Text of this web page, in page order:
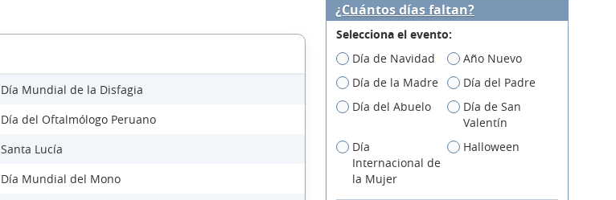
Día Mundial de la Disfagia
Día del Oftalmólogo Peruano
Santa Lucía
Día Mundial del Mono
¿Cuántos días faltan?
Selecciona el evento:
Día de Navidad
Año Nuevo
Día de la Madre
Día del Padre
Día del Abuelo
Día de San
Valentín
Día
Internacional de
la Mujer
Halloween